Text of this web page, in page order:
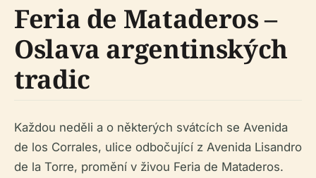
Feria de Mataderos –
Oslava argentinských
tradic
Každou neděli a o některých svátcích se Avenida
de los Corrales, ulice odbočující z Avenida Lisandro
de la Torre, promění v živou Feria de Mataderos.